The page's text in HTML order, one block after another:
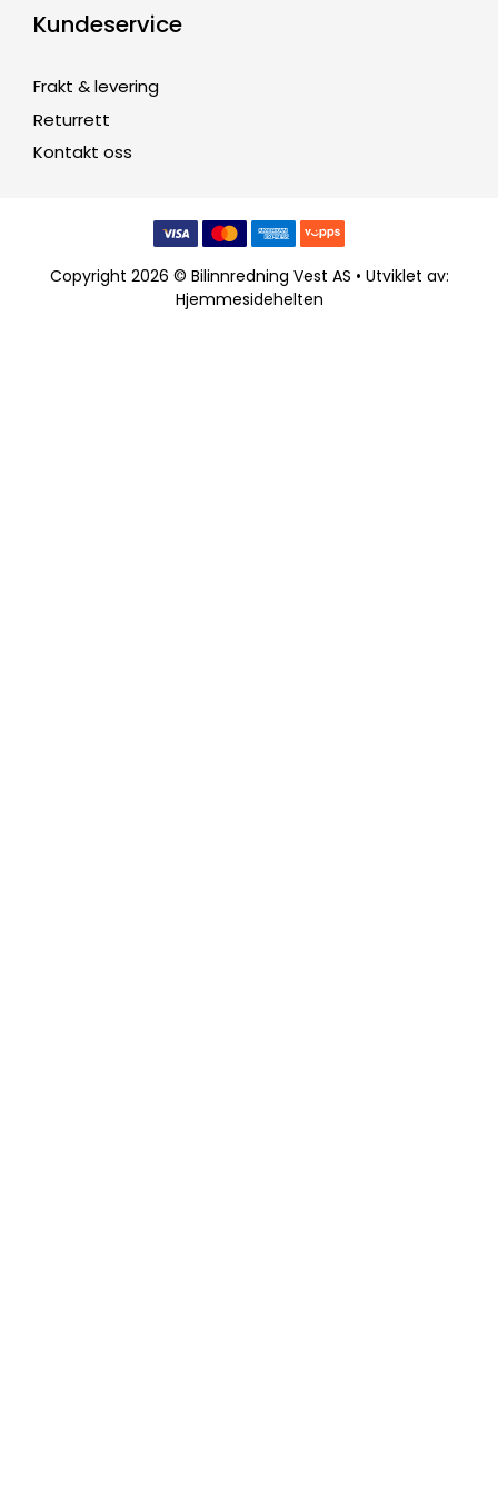
Kundeservice
Frakt & levering
Returrett
Kontakt oss
Copyright 2026 © Bilinnredning Vest AS • Utviklet av:
Hjemmesidehelten